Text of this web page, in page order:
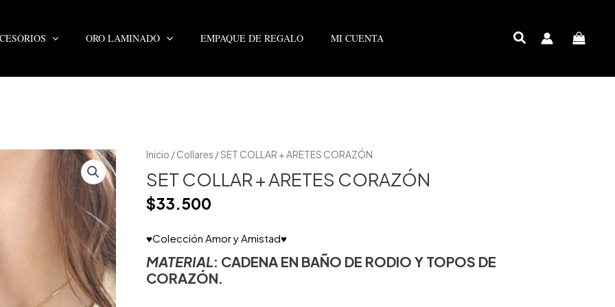
ORO LAMINADO EMPAQUE DE REGALO MI CUENTA
Inicio /Collares / SET COLLAR + ARETES CORAZÓN
SET COLLAR + ARETES CORAZÓN
$33.500
♥Colección Amor y Amistad♥
MATERIAL: CADENA EN BAÑO DE RODIO Y TOPOS DE
CORAZÓN.